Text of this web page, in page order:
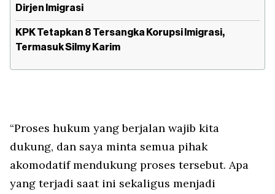
Dirjen Imigrasi
KPK Tetapkan 8 Tersangka Korupsi Imigrasi,
Termasuk Silmy Karim
“Proses hukum yang berjalan wajib kita
dukung, dan saya minta semua pihak
akomodatif mendukung proses tersebut. Apa
yang terjadi saat ini sekaligus menjadi